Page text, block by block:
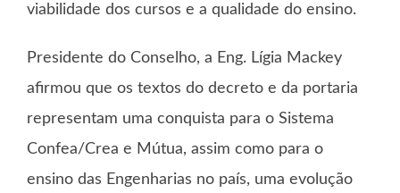
viabilidade dos cursos e a qualidade do ensino.
Presidente do Conselho, a Eng. Lígia Mackey
afirmou que os textos do decreto e da portaria
representam uma conquista para o Sistema
Confea/Crea e Mútua, assim como para o
ensino das Engenharias no país, uma evolução